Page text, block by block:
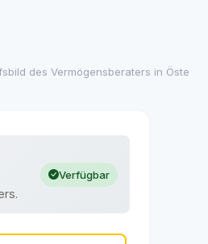
des Vermögensberaters in
Verfügbar